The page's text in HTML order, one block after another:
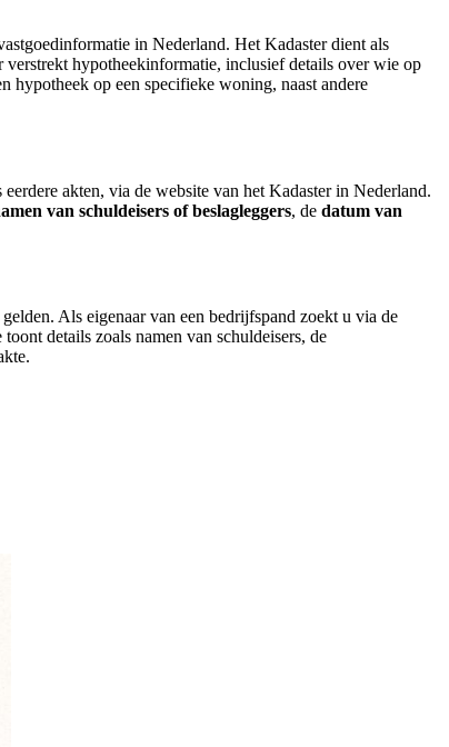
in Nederland. Het Kadaster dient als
hypotheekinformatie, inclusief details over wie op
hypotheek op een specifieke woning, naast andere
akten, via de website van het Kadaster in Nederland.
van schuldeisers of beslagleggers, de datum van
Als eigenaar van een bedrijfspand zoekt u via de
details zoals namen van schuldeisers, de